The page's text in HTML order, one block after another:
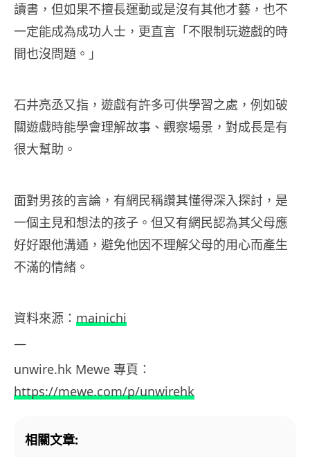
讀書，但如果不擅長運動或是沒有其他才藝，也不
一定能成為成功人士，更直言「不限制玩遊戲的時
間也沒問題。」
石井亮丞又指，遊戲有許多可供學習之處，例如破
關遊戲時能學會理解故事、觀察場景，對成長是有
很大幫助。
面對男孩的言論，有網民稱讚其懂得深入探討，是
一個主見和想法的孩子。但又有網民認為其父母應
好好跟他溝通，避免他因不理解父母的用心而產生
不滿的情緒。
資料來源： mainichi
—
unwire.hk Mewe 專頁：
https://mewe.com/p/unwirehk
相關文章: